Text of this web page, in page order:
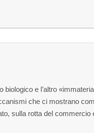
e l’altro
che ci mostrano
sulla rotta del commercio